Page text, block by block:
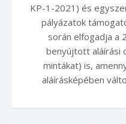
KP-1-2021) és
pályázatok
során elfogadja a
benyújtott aláírási
mintákat) is,
aláírásképében